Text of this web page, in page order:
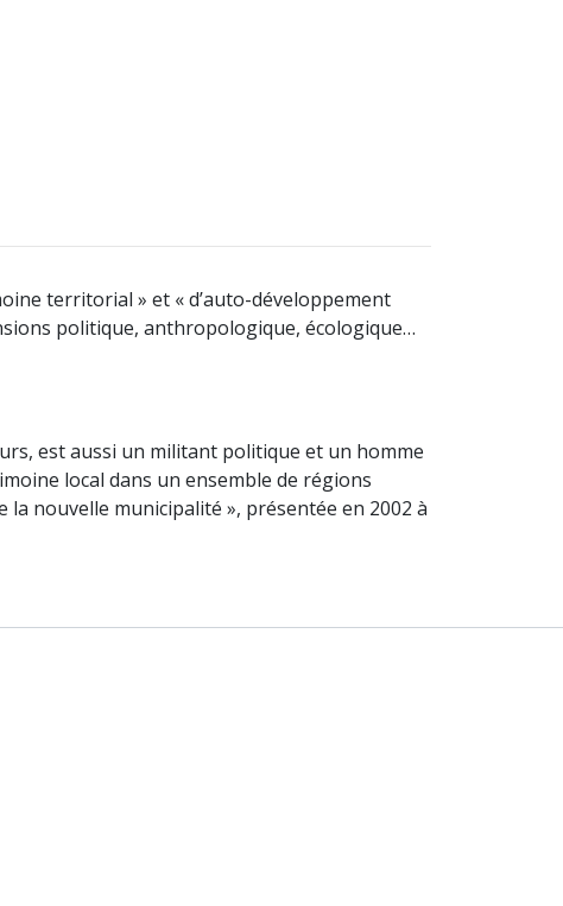
territorial » et « d’auto-développement
politique, anthropologique, écologique…
est aussi un militant politique et un homme
local dans un ensemble de régions
la nouvelle municipalité », présentée en 2002 à